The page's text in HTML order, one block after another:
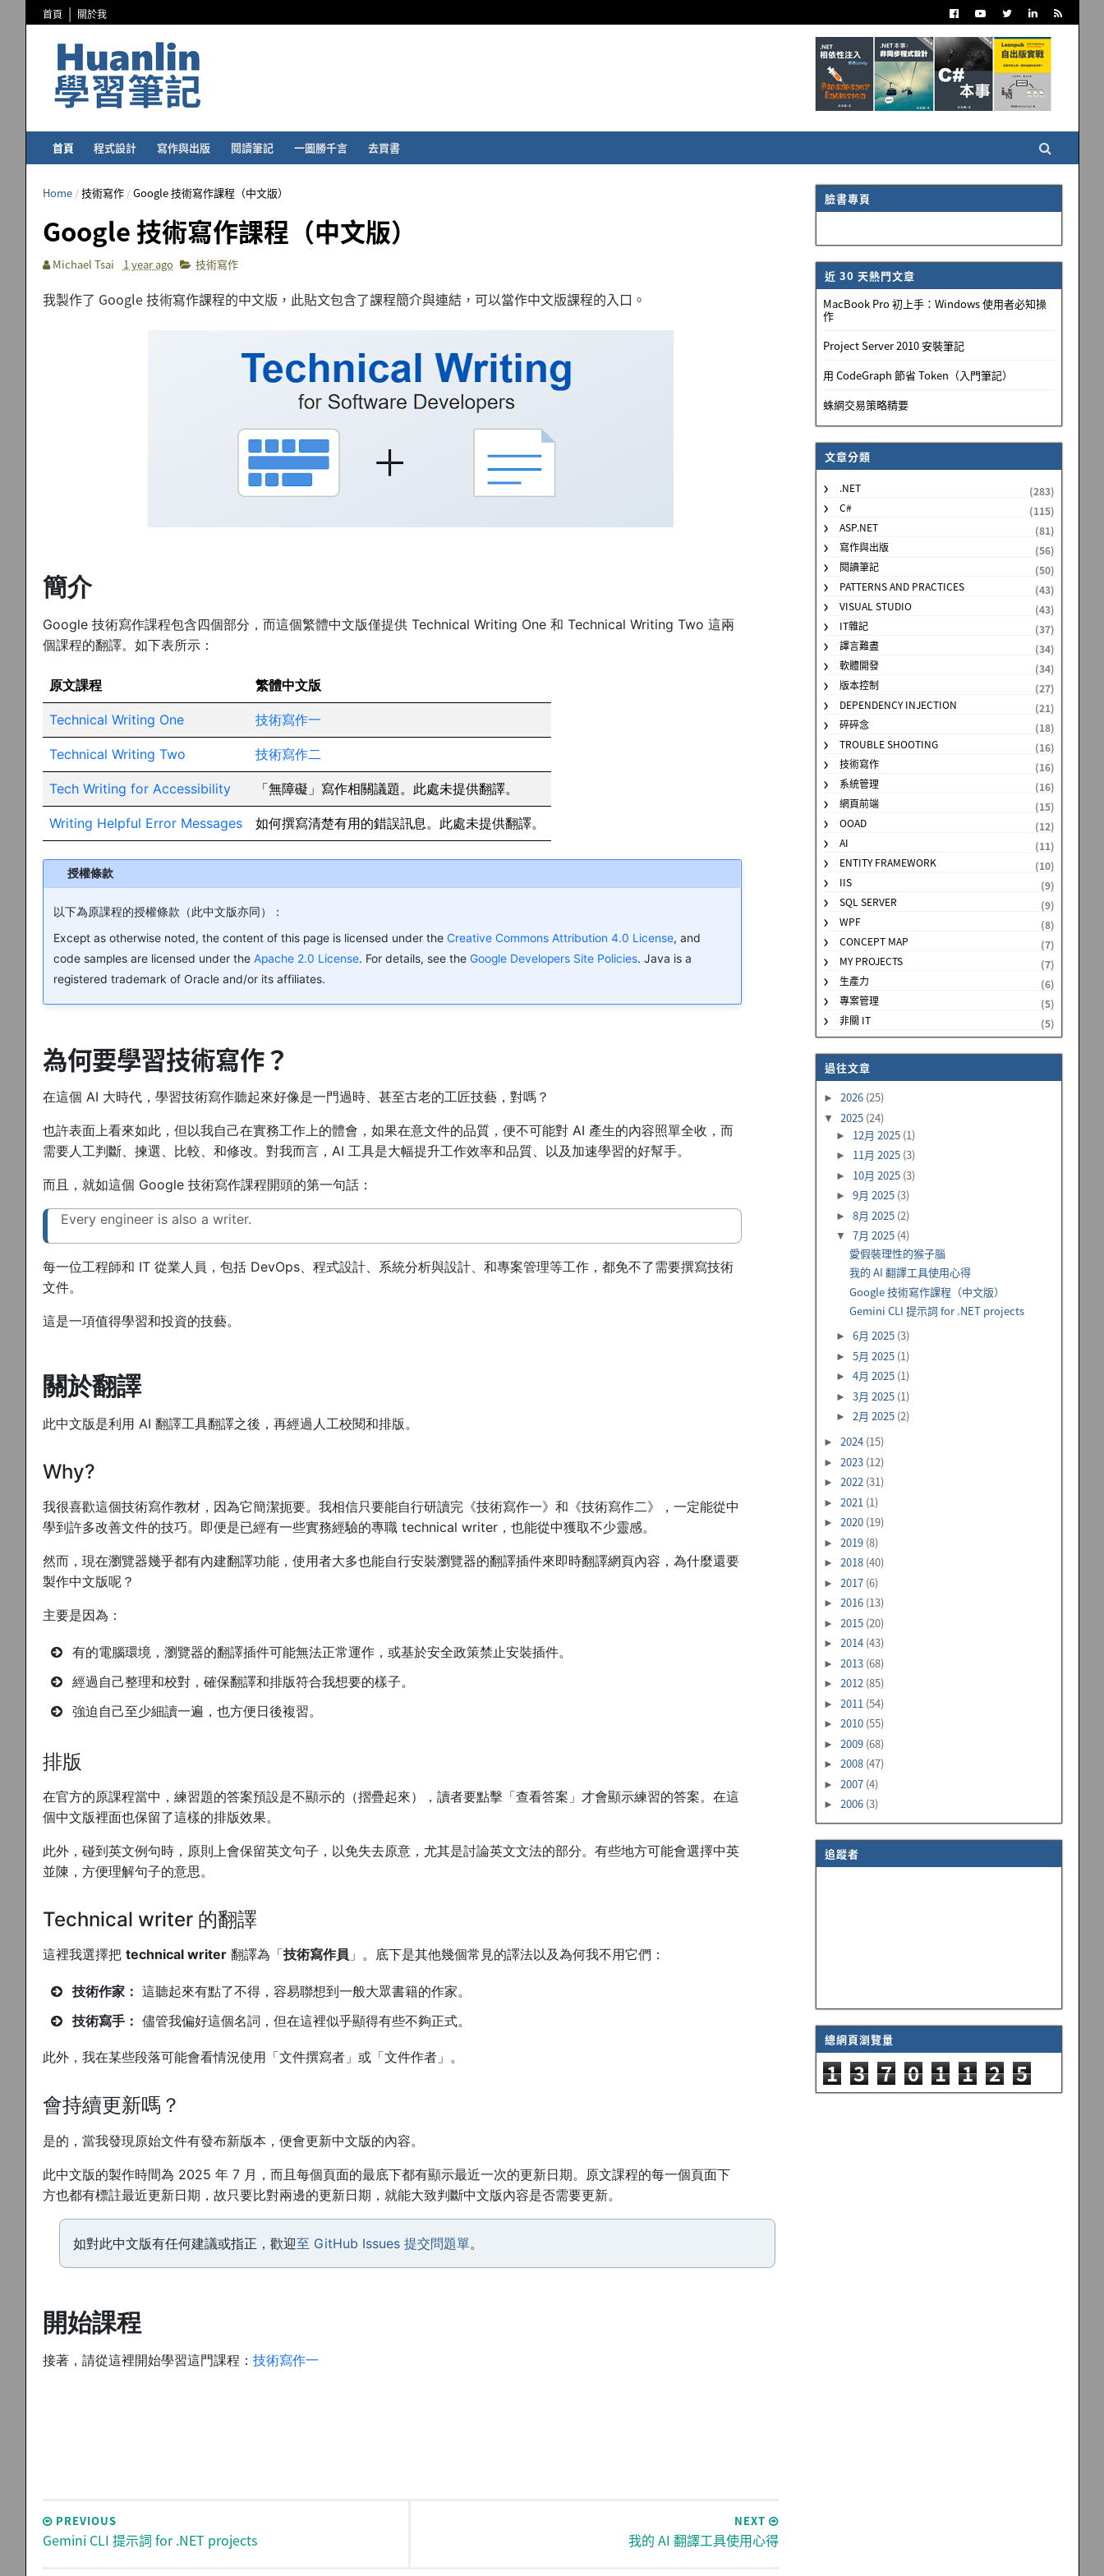
首頁 關於我
首頁 程式設計 寫作與出版 閱讀筆記 一圖勝千言 去買書
Home /技術寫作 /Google 技術寫作課程（中文版）
Google 技術寫作課程（中文版）
Michael Tsai 1 year ago 技術寫作
我製作了 Google 技術寫作課程的中文版，此貼文包含了課程簡介與連結，可以當作中文版課程的入口。
簡介
Google 技術寫作課程包含四個部分，而這個繁體中文版僅提供 Technical Writing One 和 Technical Writing Two 這兩
個課程的翻譯。如下表所示：
原文課程 繁體中文版
Technical Writing One 技術寫作一
Technical Writing Two 技術寫作二
Tech Writing for Accessibility 「無障礙」寫作相關議題。此處未提供翻譯。
Writing Helpful Error Messages 如何撰寫清楚有用的錯誤訊息。此處未提供翻譯。
授權條款
以下為原課程的授權條款（此中文版亦同）：
Except as otherwise noted, the content of this page is licensed under theCreative Commons Attribution 4.0 License, and
code samples are licensed under theApache 2.0 License. For details, see theGoogle Developers Site Policies. Java is a
registered trademark of Oracle and/or its affiliates.
為何要學習技術寫作？
在這個 AI 大時代，學習技術寫作聽起來好像是一門過時、甚至古老的工匠技藝，對嗎？
也許表面上看來如此，但以我自己在實務工作上的體會，如果在意文件的品質，便不可能對 AI 產生的內容照單全收，而
需要人工判斷、揀選、比較、和修改。對我而言，AI 工具是大幅提升工作效率和品質、以及加速學習的好幫手。
而且，就如這個 Google 技術寫作課程開頭的第一句話：
Every engineer is also a writer.
每一位工程師和 IT 從業人員，包括 DevOps、程式設計、系統分析與設計、和專案管理等工作，都免不了需要撰寫技術
文件。
這是一項值得學習和投資的技藝。
關於翻譯
此中文版是利用 AI 翻譯工具翻譯之後，再經過人工校閱和排版。
Why?
我很喜歡這個技術寫作教材，因為它簡潔扼要。我相信只要能自行研讀完《技術寫作一》和《技術寫作二》，一定能從中
學到許多改善文件的技巧。即便是已經有一些實務經驗的專職 technical writer，也能從中獲取不少靈感。
然而，現在瀏覽器幾乎都有內建翻譯功能，使用者大多也能自行安裝瀏覽器的翻譯插件來即時翻譯網頁內容，為什麼還要
製作中文版呢？
主要是因為：
有的電腦環境，瀏覽器的翻譯插件可能無法正常運作，或基於安全政策禁止安裝插件。
經過自己整理和校對，確保翻譯和排版符合我想要的樣子。
強迫自己至少細讀一遍，也方便日後複習。
排版
在官方的原課程當中，練習題的答案預設是不顯示的（摺疊起來），讀者要點擊「查看答案」才會顯示練習的答案。在這
個中文版裡面也保留了這樣的排版效果。
此外，碰到英文例句時，原則上會保留英文句子，以免失去原意，尤其是討論英文文法的部分。有些地方可能會選擇中英
並陳，方便理解句子的意思。
Technical writer 的翻譯
這裡我選擇把 technical writer翻譯為「技術寫作員 」。底下是其他幾個常見的譯法以及為何我不用它們：
技術作家： 這聽起來有點了不得，容易聯想到一般大眾書籍的作家。
技術寫手： 儘管我偏好這個名詞，但在這裡似乎顯得有些不夠正式。
此外，我在某些段落可能會看情況使用「文件撰寫者」或「文件作者」。
會持續更新嗎？
是的，當我發現原始文件有發布新版本，便會更新中文版的內容。
此中文版的製作時間為 2025 年 7 月，而且每個頁面的最底下都有顯示最近一次的更新日期。原文課程的每一個頁面下
方也都有標註最近更新日期，故只要比對兩邊的更新日期，就能大致判斷中文版內容是否需要更新。
如對此中文版有任何建議或指正，歡迎至 GitHub Issues 提交問題單。
開始課程
接著，請從這裡開始學習這門課程： 技術寫作一
NEXT
我的 AI 翻譯工具使用心得
PREVIOUS
Gemini CLI 提示詞 for .NET projects
臉書專頁
近 30 天熱門文章
MacBook Pro 初上手：Windows 使用者必知操
作
Project Server 2010 安裝筆記
用 CodeGraph 節省 Token（入門筆記）
蛛網交易策略精要
文章分類
.NET
(283)
C#
(115)
ASP.NET
(81)
寫作與出版
(56)
閱讀筆記
(50)
PATTERNS AND PRACTICES
(43)
VISUAL STUDIO
(43)
IT雜記
(37)
譯言難盡
(34)
軟體開發
(34)
版本控制
(27)
DEPENDENCY INJECTION
(21)
碎碎念
(18)
TROUBLE SHOOTING
(16)
技術寫作
(16)
系統管理
(16)
網頁前端
(15)
OOAD
(12)
AI
(11)
ENTITY FRAMEWORK
(10)
IIS
(9)
SQL SERVER
(9)
WPF
(8)
CONCEPT MAP
(7)
MY PROJECTS
(7)
生產力
(6)
專案管理
(5)
非關 IT
(5)
過往文章
► 2026 (25)
▼ 2025 (24)
► 12月 2025 (1)
► 11月 2025 (3)
► 10月 2025 (3)
►9月 2025 (3)
►8月 2025 (2)
▼7月 2025 (4)
愛假裝理性的猴子腦
我的 AI 翻譯工具使用心得
Google 技術寫作課程（中文版）
Gemini CLI 提示詞 for .NET projects
►6月 2025 (3)
►5月 2025 (1)
►4月 2025 (1)
►3月 2025 (1)
►2月 2025 (2)
► 2024 (15)
► 2023 (12)
► 2022 (31)
► 2021 (1)
► 2020 (19)
► 2019 (8)
► 2018 (40)
► 2017 (6)
► 2016 (13)
► 2015 (20)
► 2014 (43)
► 2013 (68)
► 2012 (85)
► 2011 (54)
► 2010 (55)
► 2009 (68)
► 2008 (47)
► 2007 (4)
► 2006 (3)
追蹤者
總網頁瀏覽量
1 3 7 0 1 1 2 5